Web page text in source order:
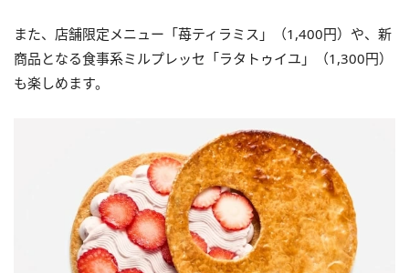
また、店舗限定メニュー「苺ティラミス」（1,400円）や、新
商品となる食事系ミルプレッセ「ラタトゥイユ」（1,300円）
も楽しめます。